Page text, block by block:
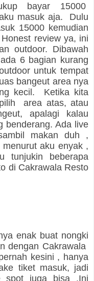
bayar 15000
masuk aja. Dulu
15000 kemudian
review ya, ini
outdoor. Dibawah
6 bagian kurang
untuk tempat
bangeut area nya
kecil. Ketika kita
area atas, atau
apalagi kalau
benderang. Ada live
makan duh ,
aku enyak ,
tunjukin beberapa
di Cakrawala Resto
enak buat nongki
dengan Cakrawala
kesini , hanya
tiket masuk, jadi
spot juga bisa .Ini